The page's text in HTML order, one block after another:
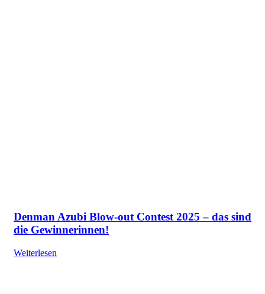
Denman Azubi Blow-out Contest 2025 – das sind
die Gewinnerinnen!
Weiterlesen